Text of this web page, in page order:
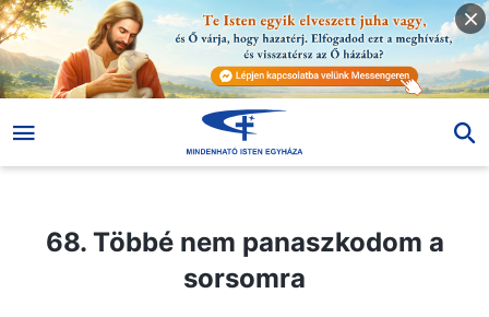
68. Többé nem panaszkodom a sorsomra
68. Többé nem panaszkodom a
sorsomra